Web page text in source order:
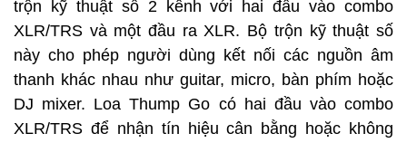
trộn kỹ thuật số 2 kênh với hai đầu vào combo
XLR/TRS và một đầu ra XLR. Bộ trộn kỹ thuật số
này cho phép người dùng kết nối các nguồn âm
thanh khác nhau như guitar, micro, bàn phím hoặc
DJ mixer. Loa Thump Go có hai đầu vào combo
XLR/TRS để nhận tín hiệu cân bằng hoặc không